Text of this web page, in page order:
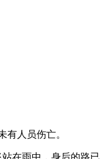
人员伤亡。
在雨中，身后的路已